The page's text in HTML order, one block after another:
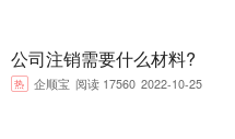
公司注销需要什么材料?
热 企顺宝 阅读 17560 2022-10-25